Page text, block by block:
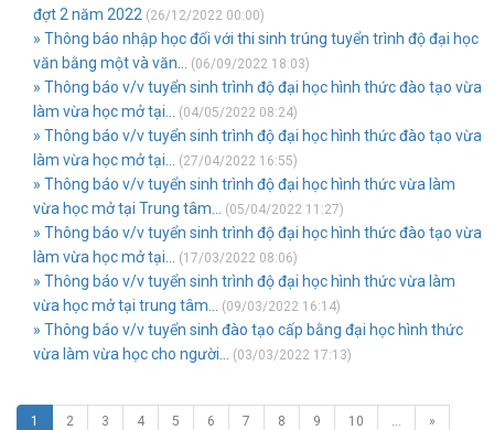
đợt 2 năm 2022 (26/12/2022 00:00)
» Thông báo nhập học đối với thi sinh trúng tuyển trình độ đại học
văn bằng một và văn...
(06/09/2022 18:03)
» Thông báo v/v tuyển sinh trình độ đại học hình thức đào tạo vừa
làm vừa học mở tại...
(04/05/2022 08:24)
» Thông báo v/v tuyển sinh trình độ đại học hình thức đào tạo vừa
làm vừa học mở tại...
(27/04/2022 16:55)
» Thông báo v/v tuyển sinh trình độ đại học hình thức vừa làm
vừa học mở tại Trung tâm...
(05/04/2022 11:27)
» Thông báo v/v tuyển sinh trình độ đại học hình thức đào tạo vừa
làm vừa học mở tại...
(17/03/2022 08:06)
» Thông báo v/v tuyển sinh trình độ đại học hình thức vừa làm
vừa học mở tại trung tâm...
(09/03/2022 16:14)
» Thông báo v/v tuyển sinh đào tạo cấp bằng đại học hình thức
vừa làm vừa học cho người...
(03/03/2022 17:13)
1 2 3 4 5 6 7 8 9 10 … »